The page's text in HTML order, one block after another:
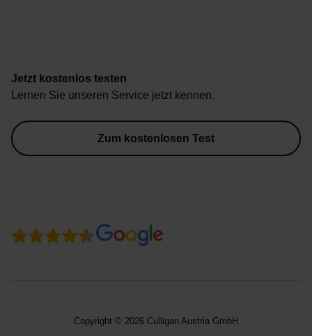
Jetzt kostenlos testen
Lernen Sie unseren Service jetzt kennen.
Zum kostenlosen Test
Copyright © 2026 Culligan Austria GmbH